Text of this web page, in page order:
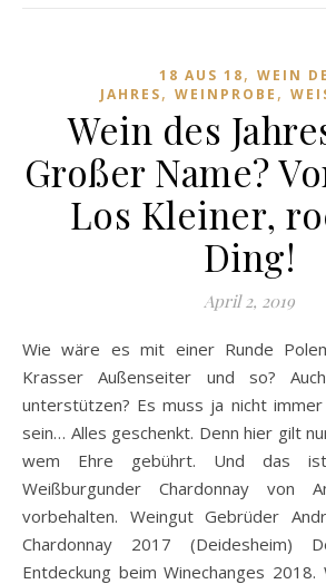
18 AUS 18, WEIN
JAHRES, WEINPROBE ,
Wein des
Großer Name?
Los Kleiner,
Ding!
April 2, 2019
Wie wäre es mit einer Runde Polemik? Blindes Huhn?
Krasser Außenseiter und so?
unterstützen? Es muss ja nicht
sein… Alles geschenkt. Denn hier gilt
wem Ehre gebührt. Und das
Weißburgunder Chardonnay von
vorbehalten. Weingut Gebrüder
Chardonnay 2017
Entdeckung beim Winechanges 2018.